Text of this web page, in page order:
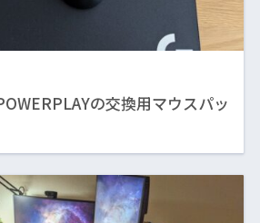
の交換用マウスパッ